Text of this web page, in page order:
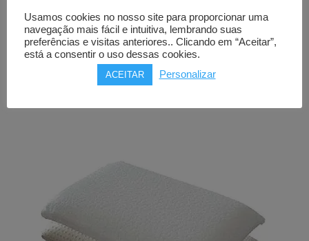
Almofada postural decúbito
ORTHOS flocos latex
91,00€
Usamos cookies no nosso site para proporcionar uma
navegação mais fácil e intuitiva, lembrando suas
preferências e visitas anteriores.. Clicando em “Aceitar”,
está a consentir o uso dessas cookies.
ACEITAR Personalizar